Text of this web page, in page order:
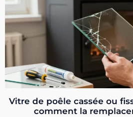
Vitre de poêle cassée ou
comment la